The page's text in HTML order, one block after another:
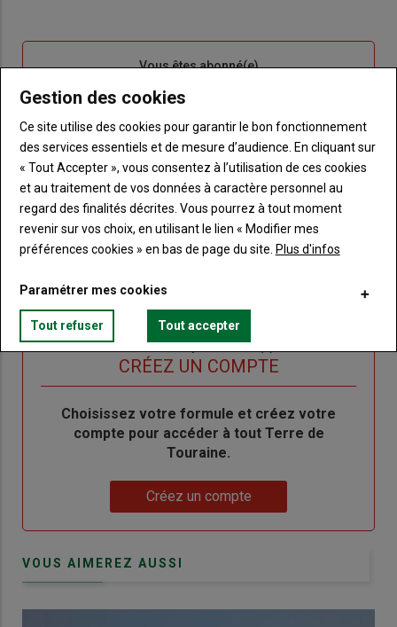
Sous-
Vous êtes abonné(e)
TITRE IDENTIFIEZ-VOUS
Body
Connectez-vous à votre compte pour profiter
de votre abonnement
Lien
"Créer
un
nouveau
Créer un nouveau compte
Lien
"Réinitialiser
votre
de
passe"
Réinitialiser votre mot de passe
Lien
me
Je me connecte
Sous-
Vous n'êtes pas abonné(e)
CRÉEZ UN COMPTE
BodyChoisissez votre formule et créez votre
compte pour accéder à tout Terre de
Touraine.
Créez un compte
VOUS AIMEREZ AUSSI
Gestion des cookies
Ce site utilise des cookies pour garantir le bon fonctionnement
des services essentiels et de mesure d’audience. En cliquant sur
« Tout Accepter », vous consentez à l’utilisation de ces cookies
et au traitement de vos données à caractère personnel au
regard des finalités décrites. Vous pourrez à tout moment
revenir sur vos choix, en utilisant le lien « Modifier mes
préférences cookies » en bas de page du site. Plus d'infos
Paramétrer mes cookies
Tout refuser Tout accepter